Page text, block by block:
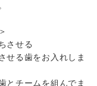
させる
せる歯をお入れしま
とチームを組んでま